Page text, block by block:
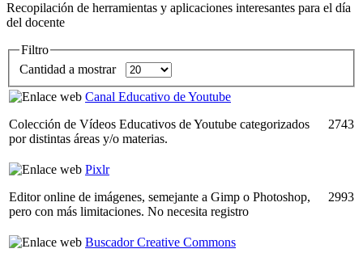
Recopilación de herramientas y aplicaciones interesantes para el día
del docente
Filtro
Cantidad a mostrar
Canal Educativo de Youtube
Colección de Vídeos Educativos de Youtube categorizados
por distintas áreas y/o materias.
2743
Pixlr
Editor online de imágenes, semejante a Gimp o Photoshop,
pero con más limitaciones. No necesita registro
2993
Buscador Creative Commons